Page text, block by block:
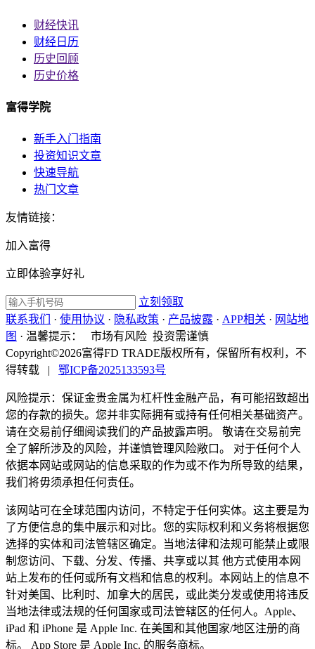
财经快讯
财经日历
历史回顾
历史价格
富得学院
新手入门指南
投资知识文章
快速导航
热门文章
友情链接：
加入富得
立即体验享好礼
立刻领取
联系我们
· 使用协议 · 隐私政策 · 产品披露 · APP相关 · 网站地
图 · 温馨提示：
市场有风险 投资需谨慎
Copyright©2026富得FD TRADE版权所有，保留所有权利，不
得转载
| 鄂ICP备2025133593号
风险提示：保证金贵金属为杠杆性金融产品，有可能招致超出
您的存款的损失。您并非实际拥有或持有任何相关基础资产。
请在交易前仔细阅读我们的产品披露声明。 敬请在交易前完
全了解所涉及的风险，并谨慎管理风险敞口。 对于任何个人
依据本网站或网站的信息采取的作为或不作为所导致的结果，
我们将毋须承担任何责任。
该网站可在全球范围内访问，不特定于任何实体。这主要是为
了方便信息的集中展示和对比。您的实际权利和义务将根据您
选择的实体和司法管辖区确定。当地法律和法规可能禁止或限
制您访问、下载、分发、传播、共享或以其 他方式使用本网
站上发布的任何或所有文档和信息的权利。本网站上的信息不
针对美国、比利时、加拿大的居民，或此类分发或使用将违反
当地法律或法规的任何国家或司法管辖区的任何人。Apple、
iPad 和 iPhone 是 Apple Inc. 在美国和其他国家/地区注册的商
标。 App Store 是 Apple Inc. 的服务商标。